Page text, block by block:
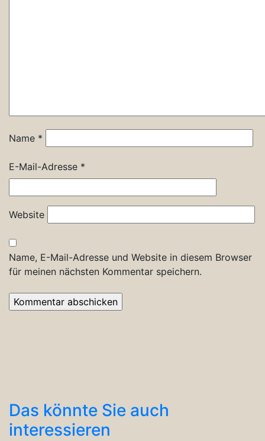
Name *
E-Mail-Adresse *
Website
Name, E-Mail-Adresse und Website in diesem Browser
für meinen nächsten Kommentar speichern.
Das könnte Sie auch
interessieren